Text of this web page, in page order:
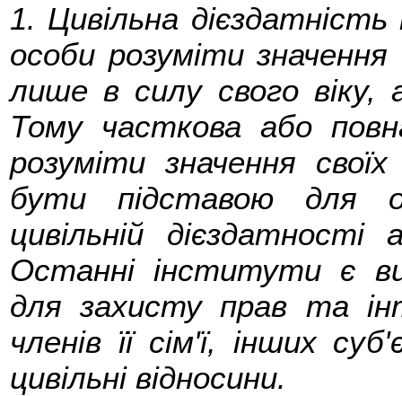
1. Цивільна
особи розуміти
лише в силу свого віку,
Тому часткова або
розуміти значення
бути підставою для
цивільній
Останні інститути є
для захисту прав та
членів її сім'ї, інших
цивільні відносини.